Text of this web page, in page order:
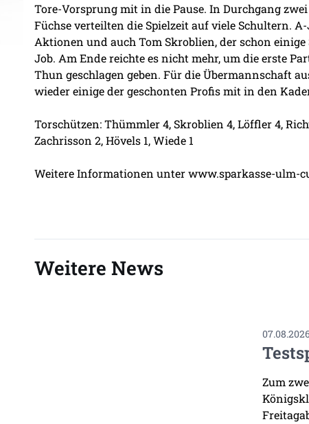
Tore-Vorsprung mit in die Pause. In Durchgang
Füchse verteilten die Spielzeit auf viele Schultern.
Aktionen und auch Tom Skroblien, der schon
Job. Am Ende reichte es nicht mehr, um die erste
Thun geschlagen geben. Für die Übermannschaft
wieder einige der geschonten Profis mit in den
Torschützen: Thümmler 4, Skroblien 4, Löffler 4,
Zachrisson 2, Hövels 1, Wiede 1
Weitere Informationen unterwww.sparkasse-ulm-
Weitere News
Zum